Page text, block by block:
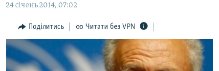
до
навігації
Перейти
до
пошуку
ПОЛІТИКА
БЛОГИ
ПОГЛЯД
ІНТЕРВ'Ю
24 січень 2014, 07:02
Поділитись Читати без VPN